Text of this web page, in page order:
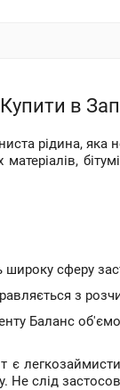
в
рідина, яка
широку сферу
з
Баланс
є
Не слід